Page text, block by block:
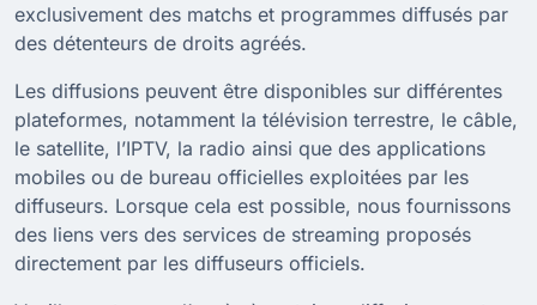
exclusivement des matchs et programmes diffusés par
des détenteurs de droits agréés.
Les diffusions peuvent être disponibles sur différentes
plateformes, notamment la télévision terrestre, le câble,
le satellite, l’IPTV, la radio ainsi que des applications
mobiles ou de bureau officielles exploitées par les
diffuseurs. Lorsque cela est possible, nous fournissons
des liens vers des services de streaming proposés
directement par les diffuseurs officiels.